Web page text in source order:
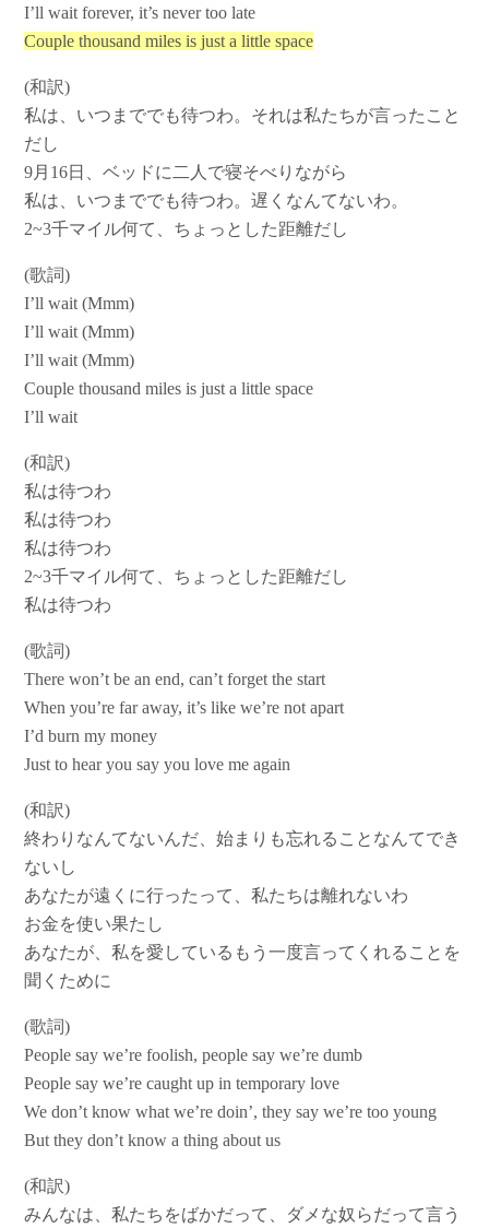
I’ll wait forever, it’s never too late
Couple thousand miles is just a little space
(和訳)
私は、いつまででも待つわ。それは私たちが言ったこと
だし
9月16日、ベッドに二人で寝そべりながら
私は、いつまででも待つわ。遅くなんてないわ。
2~3千マイル何て、ちょっとした距離だし
(歌詞)
I’ll wait (Mmm)
I’ll wait (Mmm)
I’ll wait (Mmm)
Couple thousand miles is just a little space
I’ll wait
(和訳)
私は待つわ
私は待つわ
私は待つわ
2~3千マイル何て、ちょっとした距離だし
私は待つわ
(歌詞)
There won’t be an end, can’t forget the start
When you’re far away, it’s like we’re not apart
I’d burn my money
Just to hear you say you love me again
(和訳)
終わりなんてないんだ、始まりも忘れることなんてでき
ないし
あなたが遠くに行ったって、私たちは離れないわ
お金を使い果たし
あなたが、私を愛しているもう一度言ってくれることを
聞くために
(歌詞)
People say we’re foolish, people say we’re dumb
People say we’re caught up in temporary love
We don’t know what we’re doin’, they say we’re too young
But they don’t know a thing about us
(和訳)
みんなは、私たちをばかだって、ダメな奴らだって言う